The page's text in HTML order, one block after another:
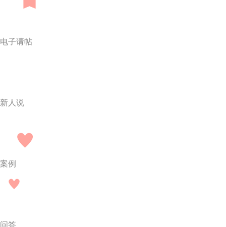
电子请帖
新人说
案例
问答